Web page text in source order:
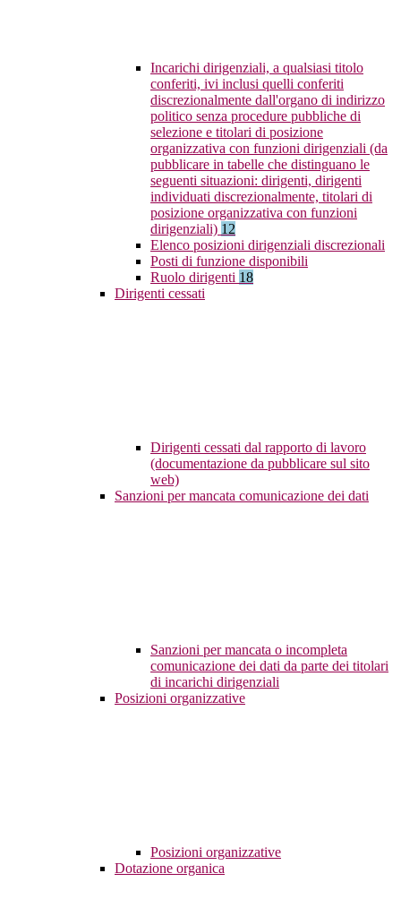
Incarichi dirigenziali, a qualsiasi titolo
conferiti, ivi inclusi quelli conferiti
discrezionalmente dall'organo di indirizzo
politico senza procedure pubbliche di
selezione e titolari di posizione
organizzativa con funzioni dirigenziali (da
pubblicare in tabelle che distinguano le
seguenti situazioni: dirigenti, dirigenti
individuati discrezionalmente, titolari di
posizione organizzativa con funzioni
dirigenziali) 12
Elenco posizioni dirigenziali discrezionali
Posti di funzione disponibili
Ruolo dirigenti 18
Dirigenti cessati
Dirigenti cessati dal rapporto di lavoro
(documentazione da pubblicare sul sito
web)
Sanzioni per mancata comunicazione dei dati
Sanzioni per mancata o incompleta
comunicazione dei dati da parte dei titolari
di incarichi dirigenziali
Posizioni organizzative
Posizioni organizzative
Dotazione organica